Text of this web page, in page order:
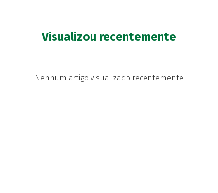
Visualizou recentemente
Nenhum artigo visualizado recentemente